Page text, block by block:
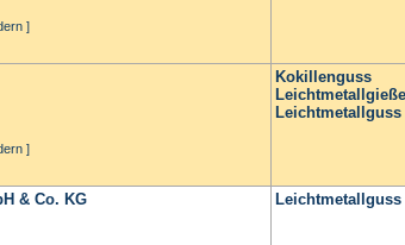
]
]
Kokillenguss
Leichtmetallguss
& Co. KG
Leichtmetallguss